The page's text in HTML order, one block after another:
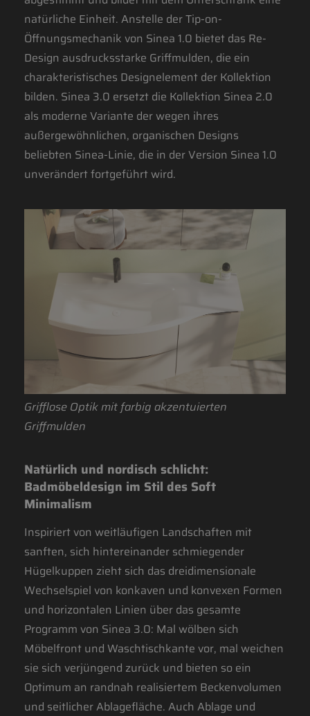
natürliche Einheit. Anstelle der Tip-on-
Öffnungsmechanik von Sinea 1.0 bietet das Re-
Design ausdrucksstarke Griffmulden, die ein
charakteristisches Designelement der Kollektion
bilden. Sinea 3.0 ersetzt die Kollektion Sinea 2.0
als moderne Variante der wegen ihres
außergewöhnlichen, organischen Designs
beliebten Sinea-Linie, die in der Version Sinea 1.0
unverändert fortgeführt wird.
Grifflose Optik mit farbig akzentuierten
Griffmulden
Natürlich und nordisch schlicht:
Badmöbeldesign im Stil des Soft
Minimalism
Inspiriert von weitläufigen Landschaften mit
sanften, sich hintereinander schmiegender
Hügelkuppen zieht sich das dreidimensionale
Wechselspiel von konkaven und konvexen Formen
und horizontalen Linien über das gesamte
Programm von Sinea 3.0: Mal wölben sich
Möbelfront und Waschtischkante vor, mal weichen
sie sich verjüngend zurück und bieten so ein
Optimum an randnah realisiertem Beckenvolumen
und seitlicher Ablagefläche. Auch Ablage und